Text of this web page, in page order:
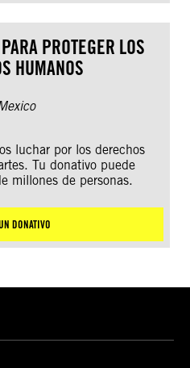
PROTEGER LOS
HUMANOS
luchar por los derechos
Tu donativo puede
millones de personas.
DONATIVO